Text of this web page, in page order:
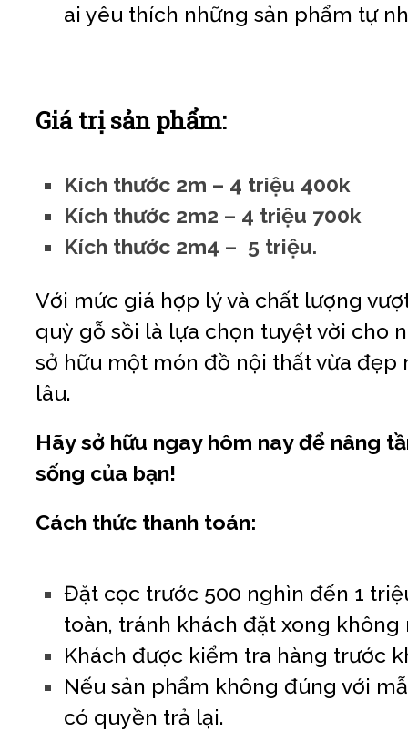
ai yêu thích những sản phẩm tự
Giá trị sản phẩm:
Kích thước 2m – 4 triệu 400k
Kích thước 2m2 – 4 triệu 700k
Kích thước 2m4 – 5 triệu.
Với mức giá hợp lý và chất lượng
quỳ gỗ sồi là lựa chọn tuyệt vời cho
sở hữu một món đồ nội thất vừa đẹp
lâu.
Hãy sở hữu ngay hôm nay để nâng
sống của bạn!
Cách thức thanh toán:
Đặt cọc trước 500 nghìn đến 1
toàn, tránh khách đặt xong không
Khách được kiểm tra hàng trước
Nếu sản phẩm không đúng với
có quyền trả lại.